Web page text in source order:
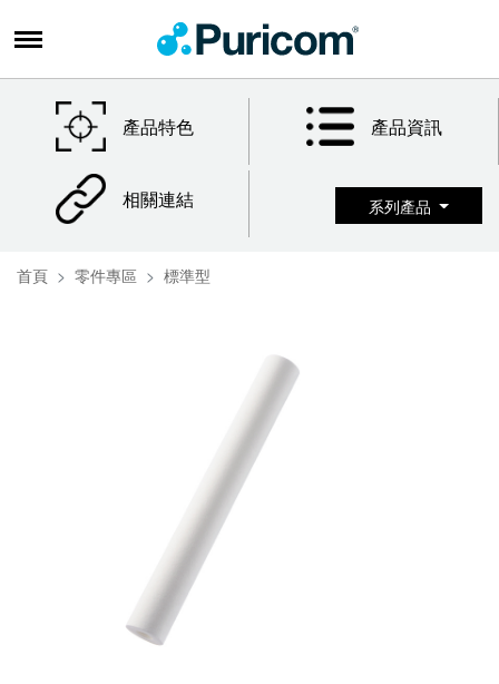
產品特色 產品資訊
相關連結 系列產品
首頁 零件專區 標準型